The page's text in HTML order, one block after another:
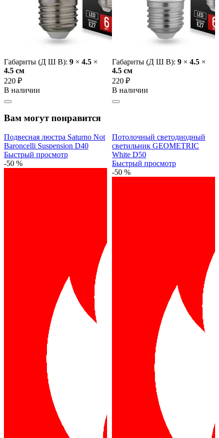
Габариты (Д Ш В): 9 × 4.5 ×
4.5 cм
220 ₽
В наличии
Габариты (Д Ш В): 9 × 4.5 ×
4.5 cм
220 ₽
В наличии
Вам могут понравится
Подвесная люстра Saturno Not
Baroncelli Suspension D40
Быстрый просмотр
-50 %
Потолочный светодиодный
светильник GEOMETRIC
White D50
Быстрый просмотр
-50 %